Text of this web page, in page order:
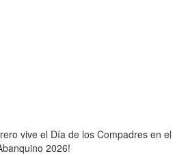
vive el Día de los Compadres en el
2026!